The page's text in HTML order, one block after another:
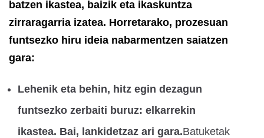
batzen ikastea, baizik eta ikaskuntza
zirraragarria izatea. Horretarako, prozesuan
funtsezko hiru ideia nabarmentzen saiatzen
gara:
Lehenik eta behin, hitz egin dezagun
funtsezko zerbaiti buruz: elkarrekin
ikastea. Bai, lankidetzaz ari gara.Batuketak